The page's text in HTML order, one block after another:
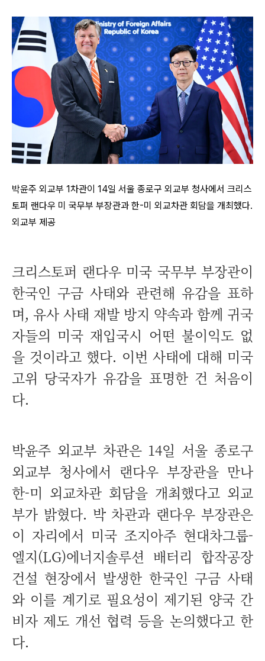
박윤주 외교부 1차관이 14일 서울 종로구 외교부 청사에서 크리스
토퍼 랜다우 미 국무부 부장관과 한-미 외교차관 회담을 개최했다.
외교부 제공
크리스토퍼 랜다우 미국 국무부 부장관이
한국인 구금 사태와 관련해 유감을 표하
며, 유사 사태 재발 방지 약속과 함께 귀국
자들의 미국 재입국시 어떤 불이익도 없
을 것이라고 했다. 이번 사태에 대해 미국
고위 당국자가 유감을 표명한 건 처음이
다.
박윤주 외교부 차관은 14일 서울 종로구
외교부 청사에서 랜다우 부장관을 만나
한-미 외교차관 회담을 개최했다고 외교
부가 밝혔다. 박 차관과 랜다우 부장관은
이 자리에서 미국 조지아주 현대차그룹-
엘지(LG)에너지솔루션 배터리 합작공장
건설 현장에서 발생한 한국인 구금 사태
와 이를 계기로 필요성이 제기된 양국 간
비자 제도 개선 협력 등을 논의했다고 한
다.